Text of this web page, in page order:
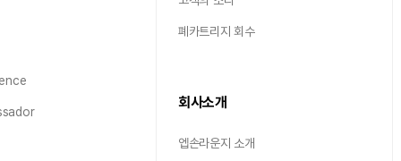
폐카트리지 회수
회사소개
엡손라운지 소개